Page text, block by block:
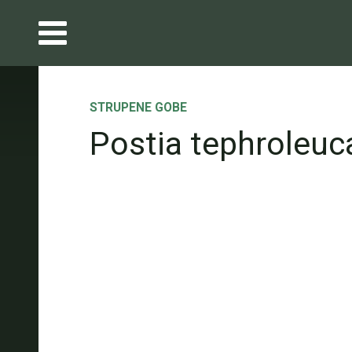
STRUPENE GOBE
Postia